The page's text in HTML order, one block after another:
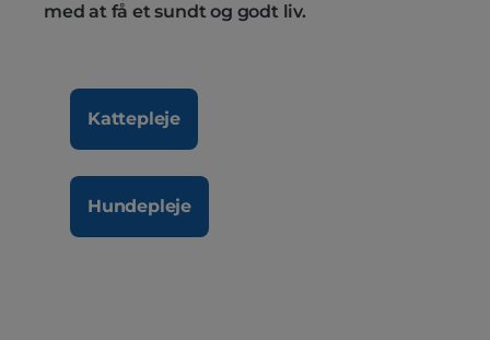
med at få et sundt og godt liv.
Kattepleje
Hundepleje